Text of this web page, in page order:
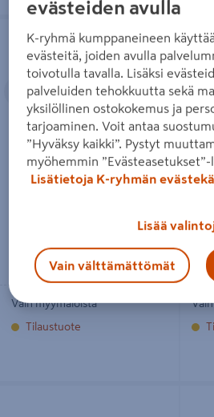
220x220 cm
Edellinen
Ulkoporealtaan kansi Drop
musta 220x220 cm
Lue lisää
Vain myymälöistä
Tilaustuote
evästeiden avulla
K-ryhmä kumppaneineen
evästeitä, joiden avulla
toivotulla tavalla. Lisäksi
palveluiden tehokkuutta sekä
yksilöllinen ostokokemus ja
tarjoaminen. Voit antaa
”Hyväksy kaikki”. Pystyt
myöhemmin
Lisätietoja K-ryhmän
Lisää
Vain välttämättömät